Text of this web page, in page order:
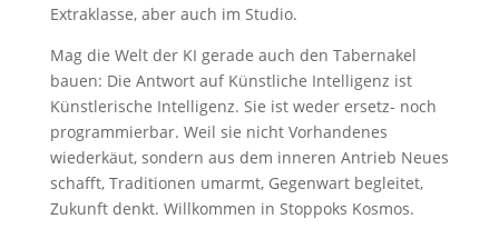
Extraklasse, aber auch im Studio.
Mag die Welt der KI gerade auch den Tabernakel
bauen: Die Antwort auf Künstliche Intelligenz ist
Künstlerische Intelligenz. Sie ist weder ersetz- noch
programmierbar. Weil sie nicht Vorhandenes
wiederkäut, sondern aus dem inneren Antrieb Neues
schafft, Traditionen umarmt, Gegenwart begleitet,
Zukunft denkt. Willkommen in Stoppoks Kosmos.